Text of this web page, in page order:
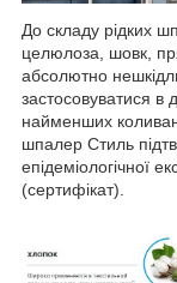
До складу рідких
целюлоза, шовк,
абсолютно
застосовуватися в
найменших
шпалер Стиль
епідеміологічної
(сертифікат).